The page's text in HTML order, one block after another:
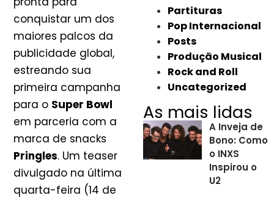
conquistar um dos
maiores palcos da
publicidade global,
estreando sua
primeira campanha
para o Super Bowl
em parceria com a
marca de snacks
Pringles. Um teaser
divulgado na última
quarta-feira (14 de
Partituras
Pop Internacional
Posts
Produção Musical
Rock and Roll
Uncategorized
As mais lidas
A Inveja de
Bono: Como
o INXS
Inspirou o
U2